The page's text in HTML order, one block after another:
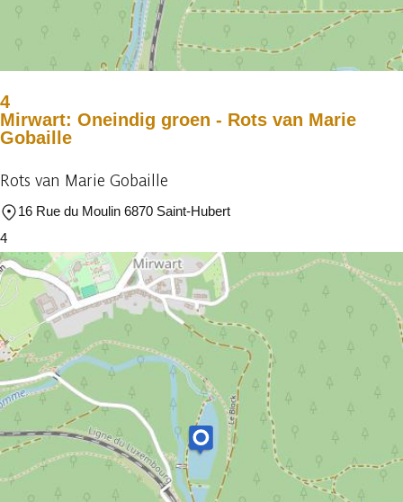
4
Mirwart: Oneindig groen - Rots van Marie
Gobaille
Rots van Marie Gobaille
16 Rue du Moulin 6870 Saint-Hubert
4